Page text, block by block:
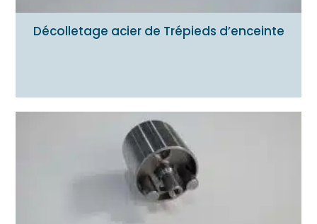
Décolletage acier de Trépieds d’enceinte